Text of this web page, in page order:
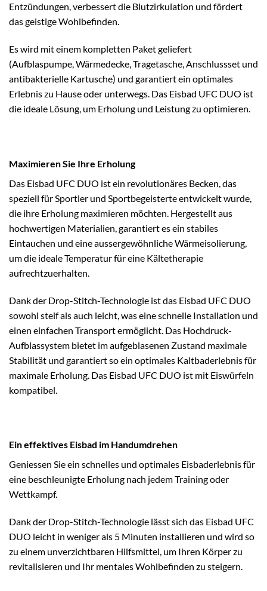
Entzündungen, verbessert die Blutzirkulation und fördert
das geistige Wohlbefinden.
Es wird mit einem kompletten Paket geliefert
(Aufblaspumpe, Wärmedecke, Tragetasche, Anschlussset und
antibakterielle Kartusche) und garantiert ein optimales
Erlebnis zu Hause oder unterwegs. Das Eisbad UFC DUO ist
die ideale Lösung, um Erholung und Leistung zu optimieren.
Maximieren Sie Ihre Erholung
Das Eisbad UFC DUO ist ein revolutionäres Becken, das
speziell für Sportler und Sportbegeisterte entwickelt wurde,
die ihre Erholung maximieren möchten. Hergestellt aus
hochwertigen Materialien, garantiert es ein stabiles
Eintauchen und eine aussergewöhnliche Wärmeisolierung,
um die ideale Temperatur für eine Kältetherapie
aufrechtzuerhalten.
Dank der Drop-Stitch-Technologie ist das Eisbad UFC DUO
sowohl steif als auch leicht, was eine schnelle Installation und
einen einfachen Transport ermöglicht. Das Hochdruck-
Aufblassystem bietet im aufgeblasenen Zustand maximale
Stabilität und garantiert so ein optimales Kaltbaderlebnis für
maximale Erholung. Das Eisbad UFC DUO ist mit Eiswürfeln
kompatibel.
Ein effektives Eisbad im Handumdrehen
Geniessen Sie ein schnelles und optimales Eisbaderlebnis für
eine beschleunigte Erholung nach jedem Training oder
Wettkampf.
Dank der Drop-Stitch-Technologie lässt sich das Eisbad UFC
DUO leicht in weniger als 5 Minuten installieren und wird so
zu einem unverzichtbaren Hilfsmittel, um Ihren Körper zu
revitalisieren und Ihr mentales Wohlbefinden zu steigern.